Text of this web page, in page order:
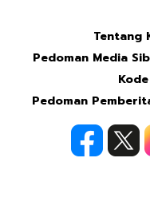
Tentang
Pedoman Media
Pedoman